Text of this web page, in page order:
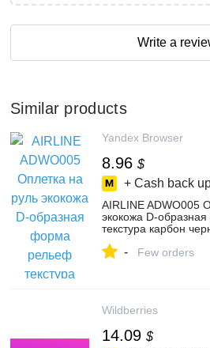
Write a
Similar products
Yandex Browser
8.96 $
+ Cash back
AIRLINE ADWO005
экокожа D-
текстура карбон
интернет-магазине
- Few orders
Wildberries
14.09 $